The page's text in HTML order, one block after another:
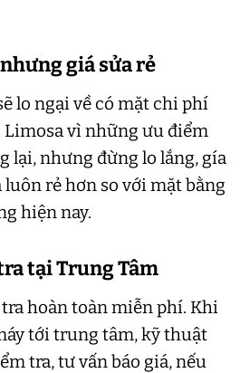
giá sửa rẻ
lo ngại về có mặt chi phí
Limosa vì những ưu điểm
lại, nhưng đừng lo lắng, gía
rẻ hơn so với mặt bằng
hiện nay.
tại Trung Tâm
hoàn toàn miễn phí. Khi
tới trung tâm, kỹ thuật
tra, tư vấn báo giá, nếu